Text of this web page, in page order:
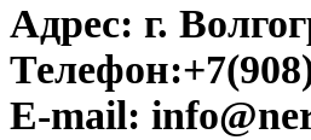
Адрес: г.
Телефон:
E-mail: